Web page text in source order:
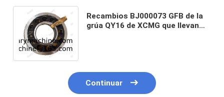
Recambios BJ000073 GFB de la
grúa QY16 de XCMG que llevan
Continuar